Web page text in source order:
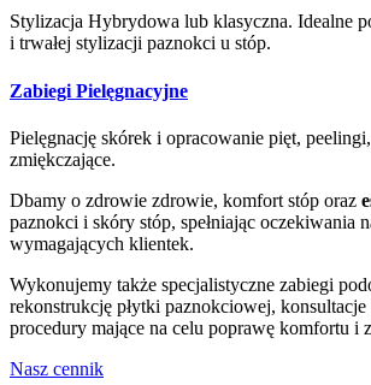
Stylizacja Hybrydowa lub klasyczna. Idealne
i trwałej stylizacji paznokci u stóp.
Zabiegi Pielęgnacyjne
Pielęgnację skórek i opracowanie pięt,
zmiękczające.
Dbamy o zdrowie zdrowie, komfort stóp oraz
paznokci i skóry stóp, spełniając oczekiwania
wymagających klientek.
Wykonujemy także specjalistyczne zabiegi
rekonstrukcję płytki paznokciowej,
procedury mające na celu poprawę komfortu i
Nasz cennik